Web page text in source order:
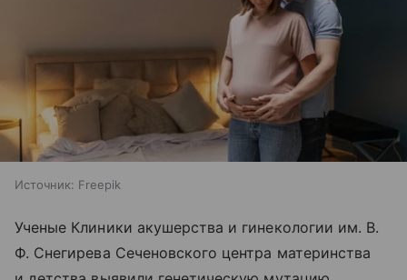
Источник: Freepik
Ученые Клиники акушерства и гинекологии им. В.
Ф. Снегирева Сеченовского центра материнства